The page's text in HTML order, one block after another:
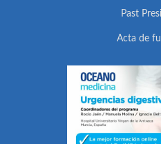
Past
Acta de